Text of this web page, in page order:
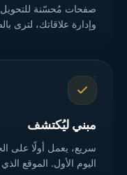
صفحات مُحسّنة للتحويل،
وإدارة علاقاتك، لترى
مبني ليُكتشف
سريع، يعمل أولًا على
اليوم الأول. الموقع